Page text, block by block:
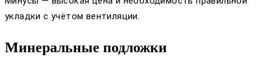
укладки с учётом вентиляции.
Минеральные подложки